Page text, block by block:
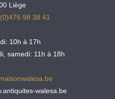
Liège
98 38 41
10h à 17h
samedi: 11h à 18h
walesa.be